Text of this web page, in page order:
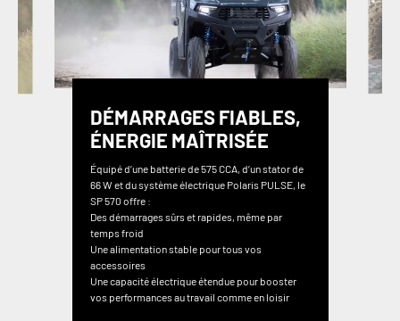
DÉMARRAGES FIABLES,
ÉNERGIE MAÎTRISÉE
Équipé d’une batterie de 575 CCA, d’un stator de
66 W et du système électrique Polaris PULSE, le
SP 570 offre :
Des démarrages sûrs et rapides, même par
temps froid
Une alimentation stable pour tous vos
accessoires
Une capacité électrique étendue pour booster
vos performances au travail comme en loisir